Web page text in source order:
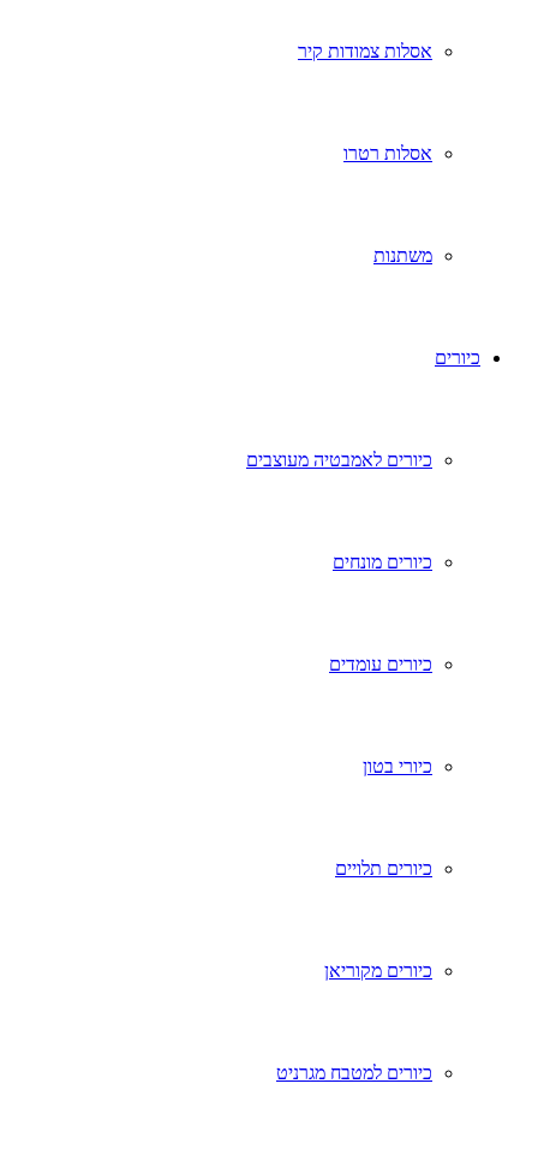
אסלות צמודות קיר
אסלות רטרו
משתנות
כיורים
כיורים לאמבטיה מעוצבים
כיורים מונחים
כיורים עומדים
כיורי בטון
כיורים תלויים
כיורים מקוריאן
כיורים למטבח מגרניט